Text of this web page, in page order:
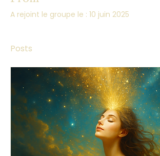
A rejoint le groupe le : 10 juin 2025
Posts